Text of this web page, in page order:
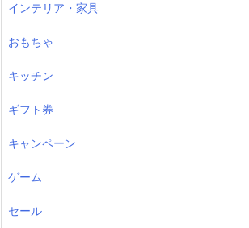
インテリア・家具
おもちゃ
キッチン
ギフト券
キャンペーン
ゲーム
セール